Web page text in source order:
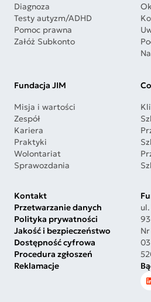
Diagnoza
Testy autyzm/ADHD
Pomoc prawna
Załóż Subkonto
Fundacja JIM
Misja i wartości
Zespół
Kariera
Praktyki
Wolontariat
Sprawozdania
Kontakt
Przetwarzanie danych
Polityka prywatności
Jakość i bezpieczeństwo
Dostępność cyfrowa
Procedura zgłoszeń
Reklamacje